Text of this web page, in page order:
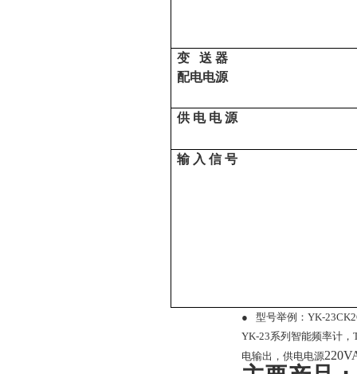
变 送 器
配电电源
供 电 电 源
输 入 信 号
● 型号举例： YK-
YK-23系列智能频率计，
电输出，供电电源